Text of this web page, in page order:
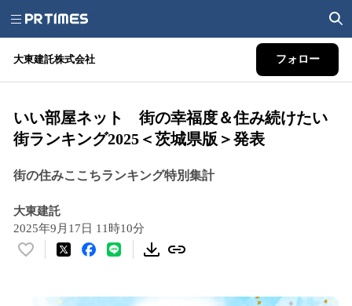
大東建託株式会社 フォロー
いい部屋ネット 街の幸福度＆住み続けたい
街ランキング2025＜茨城県版＞発表
街の住みここちランキング特別集計
大東建託
2025年9月17日 11時10分
い